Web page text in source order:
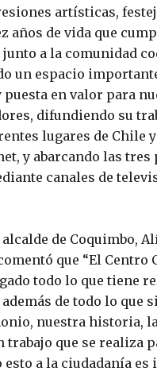
artísticas,
años de vida que
a la comunidad
un espacio
en valor para
difundiendo su
lugares de Chile
y abarcando las
canales de
de Coquimbo,
que “El Centro
todo lo que tiene
de todo lo que
nuestra historia,
trabajo que se realiza
a la ciudadanía es